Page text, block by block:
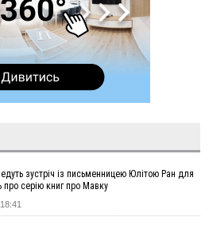
виявляє профілактичне обстеження
останні приготування до
найбільшу спеку за всю історію
викрав за магазину понад 640
засудили до 5 років
в Міноборони для "Оберегу" дані про
побив інший керманич,
зустріч із письменницею Юлітою Ран для
про серію книг про Мавку